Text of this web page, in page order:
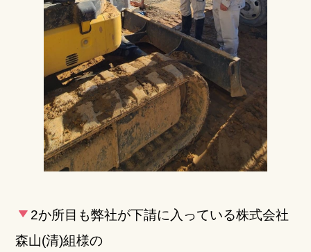
2か所目も弊社が下請に入っている株式会社
森山(清)組様の